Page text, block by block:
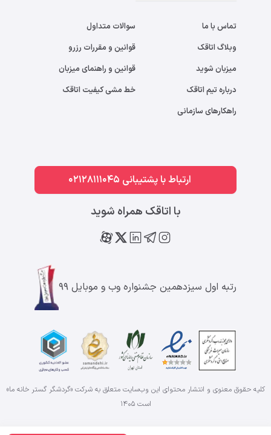
تماس با ما
وبلاگ اتاقک
میزبان شوید
درباره تیم اتاقک
راهکارهای سازمانی
سوالات متداول
قوانین و مقررات رزرو
قوانین و راهنمای میزبان
خط مشی کیفیت اتاقک
ارتباط با پشتیبانی 02128111045
با اتاقک همراه شوید
رتبه اول سیزدهمین جشنواره وب و موبایل ۹۹
کلیه حقوق معنوی و انتشار محتوای این وب‌سایت متعلق به شرکت «گردشگر گستر خانه ما»
است۱۴۰۵